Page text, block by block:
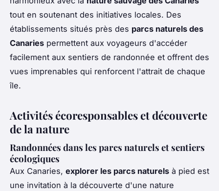
tout en soutenant des initiatives locales. Des
établissements situés près des parcs naturels des
Canaries permettent aux voyageurs d'accéder
facilement aux sentiers de randonnée et offrent des
vues imprenables qui renforcent l'attrait de chaque
île.
Activités écoresponsables et découverte
de la nature
Randonnées dans les parcs naturels et sentiers
écologiques
Aux Canaries, explorer les parcs naturels à pied est
une invitation à la découverte d'une nature